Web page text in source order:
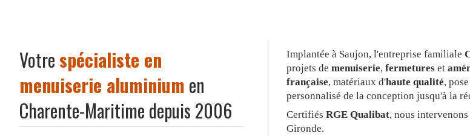
Votrespécialiste en
menuiserie aluminium en
Charente-Maritime depuis 2006
Implantée à Saujon, l'entreprise familiale
projets de menuiserie, fermetures et
française, matériaux d'haute qualité,
personnalisé de la conception jusqu'à la
Certifiés RGE Qualibat, nous
Gironde.